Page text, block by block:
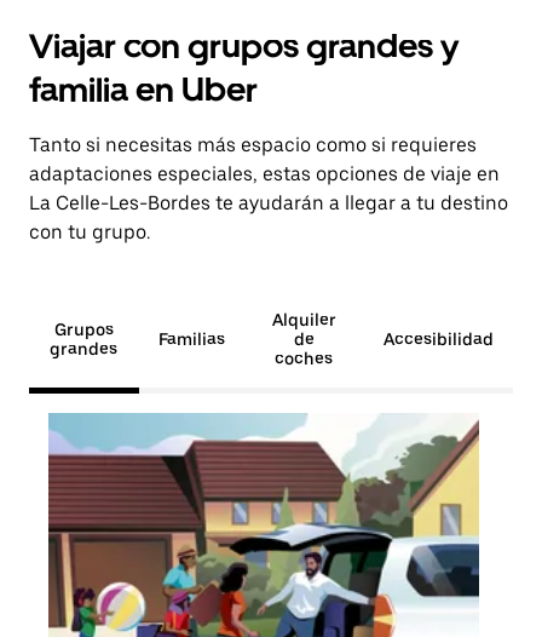
Viajar con grupos grandes y
familia en Uber
Tanto si necesitas más espacio como si requieres
adaptaciones especiales, estas opciones de viaje en
La Celle-Les-Bordes te ayudarán a llegar a tu destino
con tu grupo.
Grupos
grandes
Familias
Alquiler
de
coches
Accesibilidad